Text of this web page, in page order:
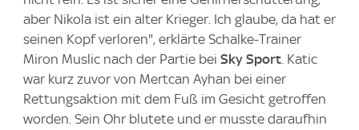
aber Nikola ist ein alter Krieger. Ich glaube, da hat er
seinen Kopf verloren", erklärte Schalke-Trainer
Miron Muslic nach der Partie bei Sky Sport. Katic
war kurz zuvor von Mertcan Ayhan bei einer
Rettungsaktion mit dem Fuß im Gesicht getroffen
worden. Sein Ohr blutete und er musste daraufhin